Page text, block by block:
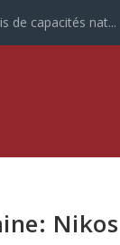
de capacités nat...